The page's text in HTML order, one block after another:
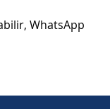
WhatsApp